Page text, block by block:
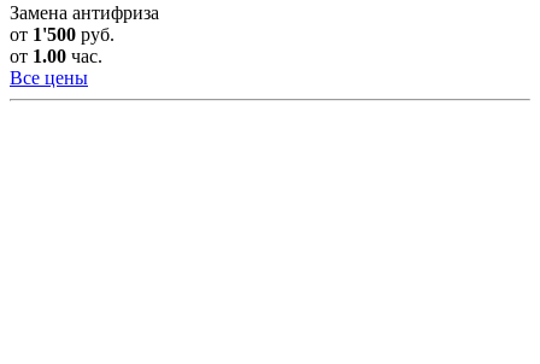
Замена антифриза
от 1'500 руб.
от 1.00 час.
Все цены